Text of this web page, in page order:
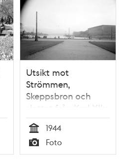
Utsikt mot
Strömmen,
Skeppsbron och
slottet från Karl XII:s
torg
Tid
1944
Typ
Foto